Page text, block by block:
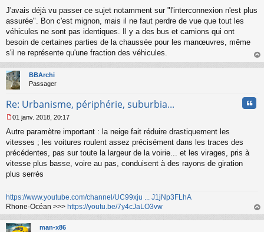
e
s
s
g
e
n
o
n
l
J'avais déjà vu passer ce sujet notamment sur "l'interconnexion n'est plus
assurée". Bon c'est mignon, mais il ne faut perdre de vue que tout les
véhicules ne sont pas identiques. Il y a des bus et camions qui ont
besoin de certaines parties de la chaussée pour les manœuvres, même
s'il ne représente qu'une fraction des véhicules.
au
BBArchi
Passager
Re: Urbanisme, périphérie, suburbia...
e
s
s
g
e
o
n
u
01 janv. 2018, 20:17
Autre paramètre important : la neige fait réduire drastiquement les
vitesses ; les voitures roulent assez précisément dans les traces des
précédentes, pas sur toute la largeur de la voirie... et les virages, pris à
vitesse plus basse, voire au pas, conduisent à des rayons de giration
plus serrés
https://www.youtube.com/channel/UC99xju ... J1jNp3FLhA
Rhone-Océan >>> https://youtu.be/7y4cJaLO3vw
au
man-x86